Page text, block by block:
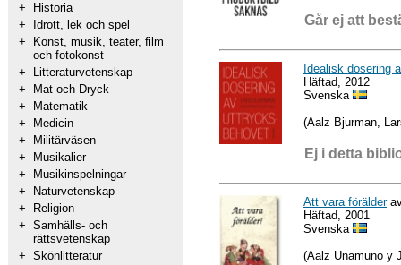
+
Historia
+
Idrott, lek och spel
+
Konst, musik, teater, film
och fotokonst
+
Litteraturvetenskap
+
Mat och Dryck
+
Matematik
+
Medicin
+
Militärväsen
+
Musikalier
+
Musikinspelningar
+
Naturvetenskap
+
Religion
+ Samhälls- och
rättsvetenskap
+ Skönlitteratur
Går ej att
Idealisk dosering
Häftad, 2012
Svenska
(Aalz Bjurman,
Ej i detta
Att vara förälder
Häftad, 2001
Svenska
(Aalz Unamuno y